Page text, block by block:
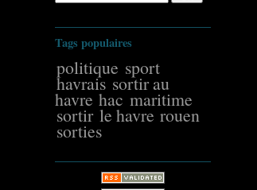
Tags populaires
politique sport
havrais sortir au
havre hac maritime
sortir le havre rouen
sorties